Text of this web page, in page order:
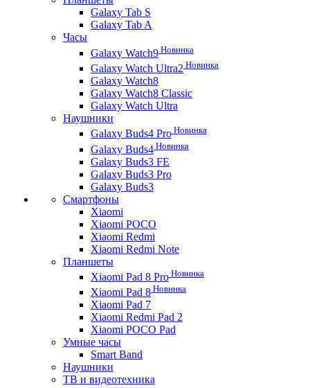
Galaxy Tab S
Galaxy Tab A
Часы
Galaxy Watch9 Новинка
Galaxy Watch Ultra2 Новинка
Galaxy Watch8
Galaxy Watch8 Classic
Galaxy Watch Ultra
Наушники
Galaxy Buds4 Pro Новинка
Galaxy Buds4 Новинка
Galaxy Buds3 FE
Galaxy Buds3 Pro
Galaxy Buds3
Смартфоны
Xiaomi
Xiaomi POCO
Xiaomi Redmi
Xiaomi Redmi Note
Планшеты
Xiaomi Pad 8 Pro Новинка
Xiaomi Pad 8 Новинка
Xiaomi Pad 7
Xiaomi Redmi Pad 2
Xiaomi POCO Pad
Умные часы
Smart Band
Наушники
ТВ и видеотехника